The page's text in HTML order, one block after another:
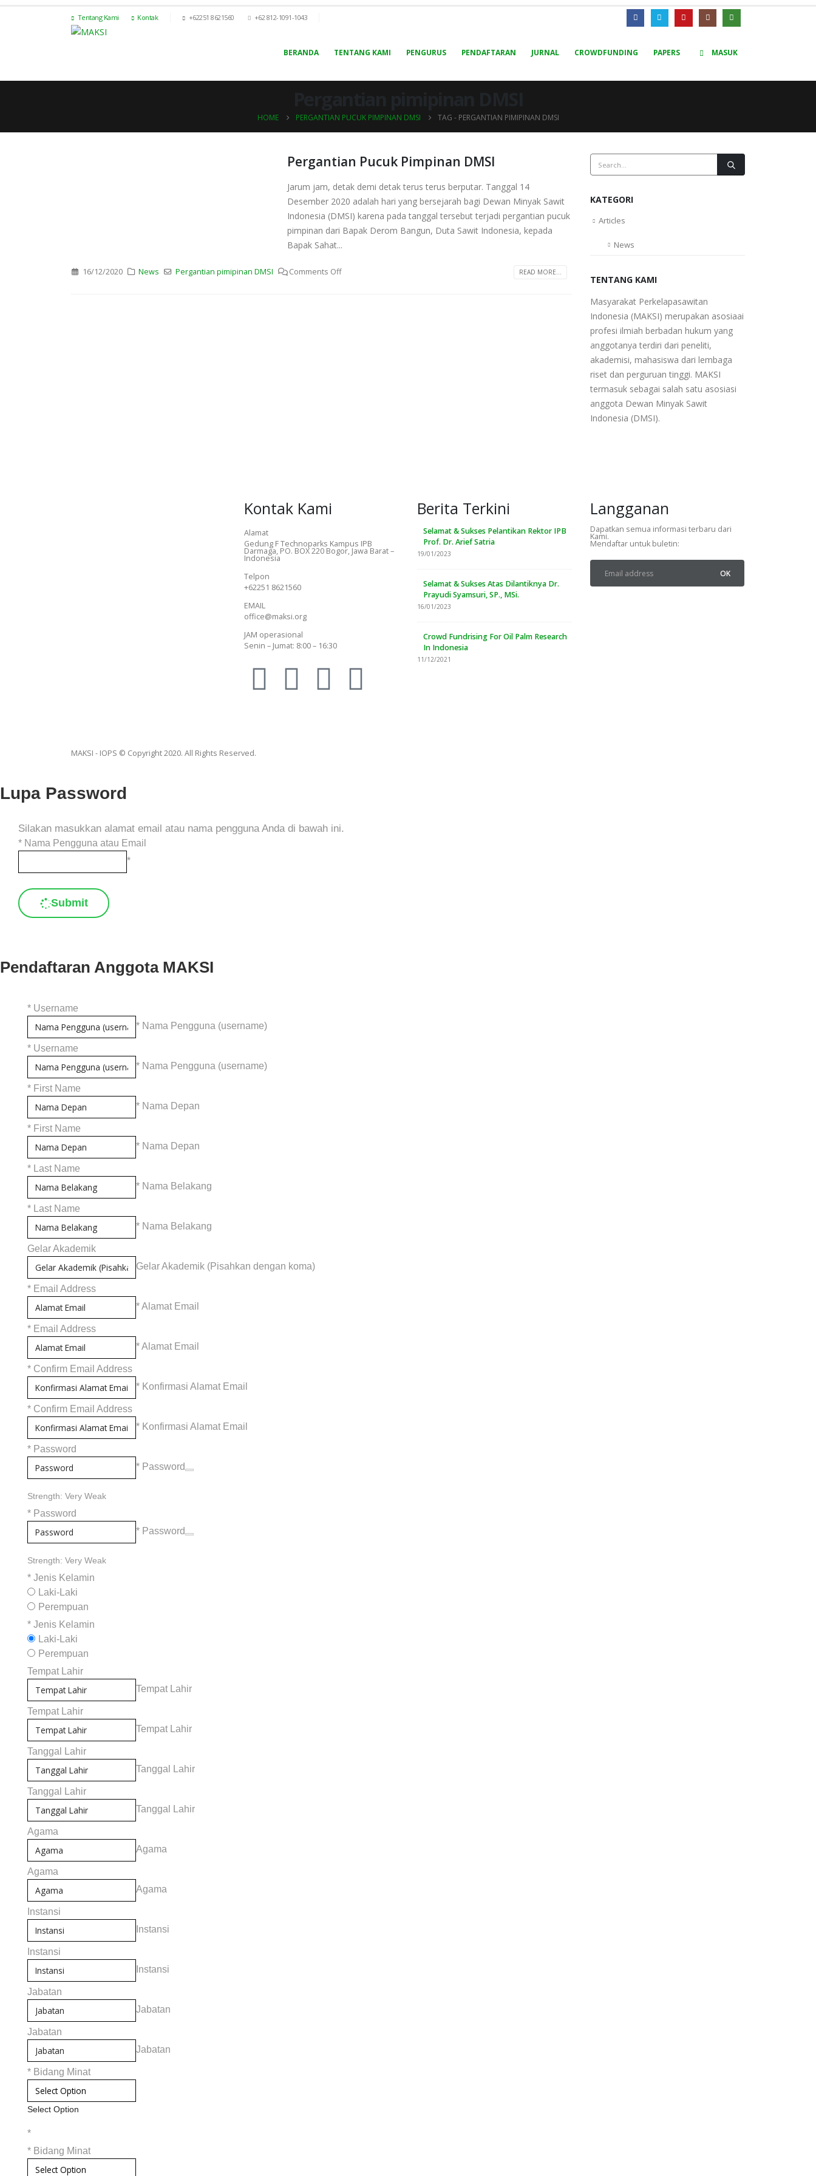
Tentang Kami Kontak +62251 8621560 +62 812-1091-1043
BERANDA TENTANG KAMI PENGURUS PENDAFTARAN JURNAL CROWDFUNDING PAPERS MASUK
HOME PERGANTIAN PUCUK PIMPINAN DMSI TAG - PERGANTIAN PIMIPINAN DMSI
Pergantian Pucuk Pimpinan DMSI
Jarum jam, detak demi detak terus terus berputar. Tanggal 14
Desember 2020 adalah hari yang bersejarah bagi Dewan Minyak Sawit
Indonesia (DMSI) karena pada tanggal tersebut terjadi pergantian pucuk
pimpinan dari Bapak Derom Bangun, Duta Sawit Indonesia, kepada
Bapak Sahat...
16/12/2020 News Pergantian pimipinan DMSI Comments Off READ MORE...
KATEGORI
Articles
News
TENTANG KAMI
Masyarakat Perkelapasawitan
Indonesia (MAKSI) merupakan asosiaai
profesi ilmiah berbadan hukum yang
anggotanya terdiri dari peneliti,
akademisi, mahasiswa dari lembaga
riset dan perguruan tinggi. MAKSI
termasuk sebagai salah satu asosiasi
anggota Dewan Minyak Sawit
Indonesia (DMSI).
Kontak Kami
Alamat
Gedung F Technoparks Kampus IPB
Darmaga, PO. BOX 220 Bogor, Jawa Barat –
Indonesia
Telpon
+62251 8621560
EMAIL
office@maksi.org
JAM operasional
Senin – Jumat: 8:00 – 16:30
Berita Terkini
Selamat & Sukses Pelantikan Rektor IPB
Prof. Dr. Arief Satria
19/01/2023
Selamat & Sukses Atas Dilantiknya Dr.
Prayudi Syamsuri, SP., MSi.
16/01/2023
Crowd Fundrising For Oil Palm Research
In Indonesia
11/12/2021
Langganan
Dapatkan semua informasi terbaru dari
Kami.
Mendaftar untuk buletin:
MAKSI - IOPS © Copyright 2020. All Rights Reserved.
Lupa Password
Silakan masukkan alamat email atau nama pengguna Anda di bawah ini.
* Nama Pengguna atau Email
*
Submit
Pendaftaran Anggota MAKSI
* Username
* Nama Pengguna (username)
* Username
* Nama Pengguna (username)
* First Name
* Nama Depan
* First Name
* Nama Depan
* Last Name
* Nama Belakang
* Last Name
* Nama Belakang
Gelar Akademik
Gelar Akademik (Pisahkan dengan koma)
* Email Address
* Alamat Email
* Email Address
* Alamat Email
* Confirm Email Address
* Konfirmasi Alamat Email
* Confirm Email Address
* Konfirmasi Alamat Email
* Password
* Password
Strength: Very Weak
* Password
* Password
Strength: Very Weak
* Jenis Kelamin
Laki-Laki
Perempuan
* Jenis Kelamin
Laki-Laki
Perempuan
Tempat Lahir
Tempat Lahir
Tempat Lahir
Tempat Lahir
Tanggal Lahir
Tanggal Lahir
Tanggal Lahir
Tanggal Lahir
Agama
Agama
Agama
Agama
Instansi
Instansi
Instansi
Instansi
Jabatan
Jabatan
Jabatan
Jabatan
* Bidang Minat
Select Option
*
* Bidang Minat